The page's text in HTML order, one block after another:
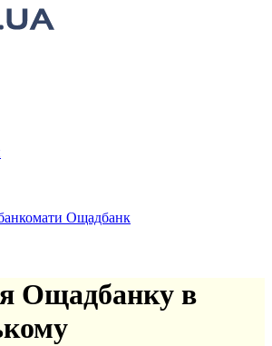
вмісту
Ощадбанк
Ощадбанку в